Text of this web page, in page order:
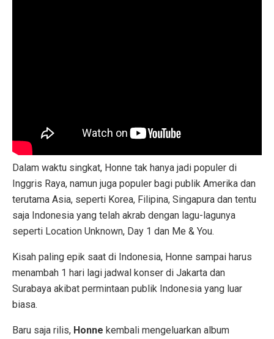
Dalam waktu singkat, Honne tak hanya jadi populer di
Inggris Raya, namun juga populer bagi publik Amerika dan
terutama Asia, seperti Korea, Filipina, Singapura dan tentu
saja Indonesia yang telah akrab dengan lagu-lagunya
seperti Location Unknown, Day 1 dan Me & You.
Kisah paling epik saat di Indonesia, Honne sampai harus
menambah 1 hari lagi jadwal konser di Jakarta dan
Surabaya akibat permintaan publik Indonesia yang luar
biasa.
Baru saja rilis, Honne kembali mengeluarkan album